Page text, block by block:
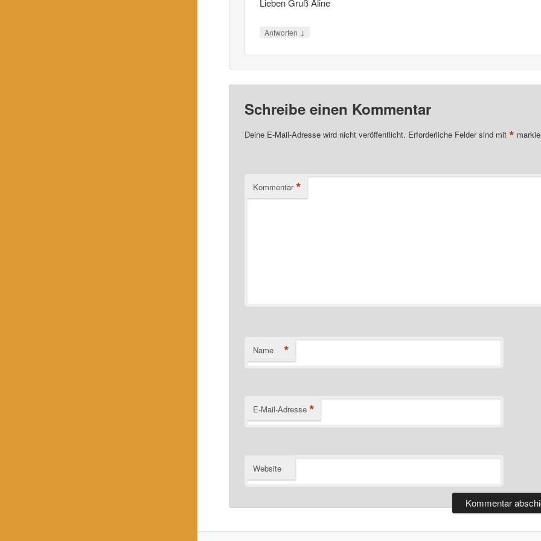
Lieben Gruß Aline
Antworten ↓
Schreibe einen Kommentar
Deine E-Mail-Adresse wird nicht veröffentlicht. Erforderliche Felder sind mit *
Kommentar *
Name *
E-Mail-Adresse *
Website